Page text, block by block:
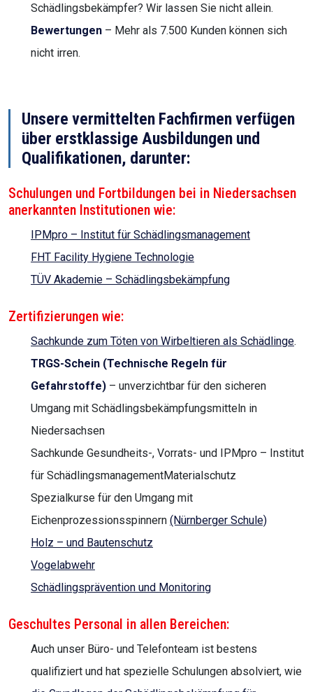
Schädlingsbekämpfer? Wir lassen Sie nicht allein.
Bewertungen – Mehr als 7.500 Kunden können sich
nicht irren.
Unsere vermittelten Fachfirmen verfügen
über erstklassige Ausbildungen und
Qualifikationen, darunter:
Schulungen und Fortbildungen bei in Niedersachsen
anerkannten Institutionen wie:
IPMpro – Institut für Schädlingsmanagement
FHT Facility Hygiene Technologie
TÜV Akademie – Schädlingsbekämpfung
Zertifizierungen wie:
Sachkunde zum Töten von Wirbeltieren als Schädlinge.
TRGS-Schein (Technische Regeln für
Gefahrstoffe) – unverzichtbar für den sicheren
Umgang mit Schädlingsbekämpfungsmitteln in
Niedersachsen
Sachkunde Gesundheits-, Vorrats- und IPMpro – Institut
für SchädlingsmanagementMaterialschutz
Spezialkurse für den Umgang mit
Eichenprozessionsspinnern (Nürnberger Schule)
Holz – und Bautenschutz
Vogelabwehr
Schädlingsprävention und Monitoring
Geschultes Personal in allen Bereichen:
Auch unser Büro- und Telefonteam ist bestens
qualifiziert und hat spezielle Schulungen absolviert, wie